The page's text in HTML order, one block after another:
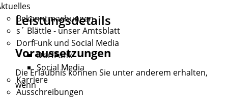
Bekanntmachungen
s´ Blättle - unser Amtsblatt
DorfFunk und Social Media
DorfFunk
Social Media
Karriere
Ausschreibungen
Leistungsdetails
Voraussetzungen
Die Erlaubnis können Sie unter anderem erhalten,
wenn